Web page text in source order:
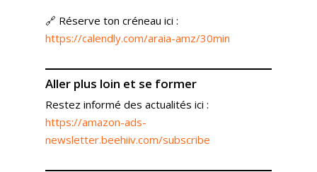
🔗 Réserve ton créneau ici :
https://calendly.com/araia-amz/30min
Aller plus loin et se former
Restez informé des actualités ici :
https://amazon-ads-
newsletter.beehiiv.com/subscribe
Contenu de Marque
Monitoring Data pour
Gestion des Reviews
L’Equipe
Nos Clients
Partner
Revue de Presse
Articles
Ressources
Webinar
Livres Blanc
Contact